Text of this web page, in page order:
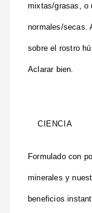
mixtas/grasas, o
normales/secas.
sobre el rostro
Aclarar bien.
CIENCIA
Formulado con
minerales y
beneficios